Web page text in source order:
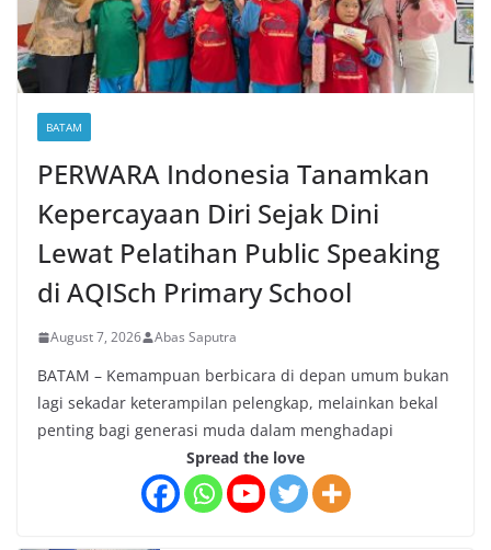
BATAM
PERWARA Indonesia Tanamkan
Kepercayaan Diri Sejak Dini
Lewat Pelatihan Public Speaking
di AQISch Primary School
August 7, 2026 Abas Saputra
BATAM – Kemampuan berbicara di depan umum bukan
lagi sekadar keterampilan pelengkap, melainkan bekal
penting bagi generasi muda dalam menghadapi
Spread the love